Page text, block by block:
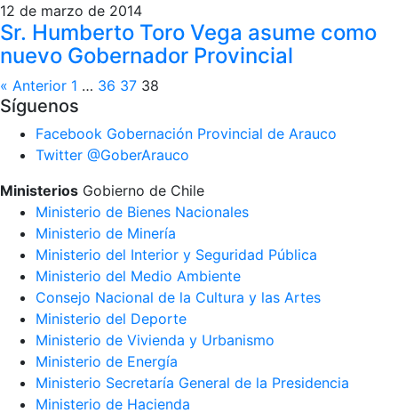
12 de marzo de 2014
Sr. Humberto Toro Vega asume como
nuevo Gobernador Provincial
« Anterior 1 … 36 37 38
Síguenos
Facebook Gobernación Provincial de Arauco
Twitter @GoberArauco
Ministerios Gobierno de Chile
Ministerio de Bienes Nacionales
Ministerio de Minería
Ministerio del Interior y Seguridad Pública
Ministerio del Medio Ambiente
Consejo Nacional de la Cultura y las Artes
Ministerio del Deporte
Ministerio de Vivienda y Urbanismo
Ministerio de Energía
Ministerio Secretaría General de la Presidencia
Ministerio de Hacienda